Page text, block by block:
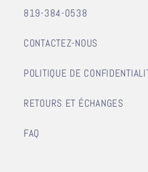
819-384-0538
CONTACTEZ-NOUS
POLITIQUE DE
RETOURS ET ÉCHANGES
FAQ